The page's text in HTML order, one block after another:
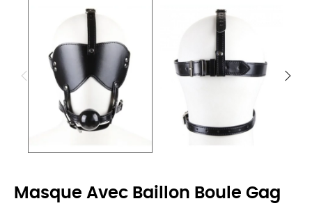
Masque Avec Baillon Boule Gag